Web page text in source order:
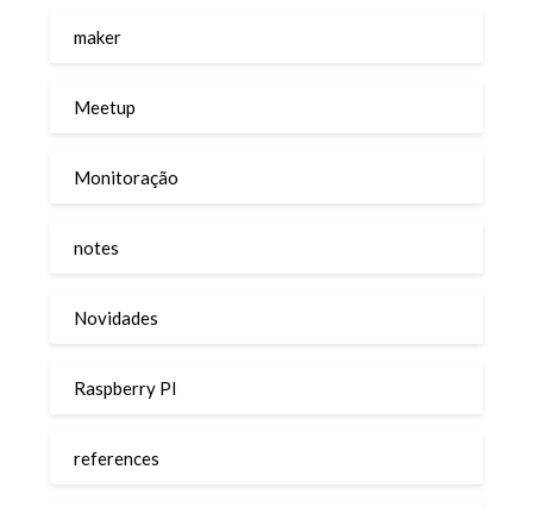
maker
Meetup
Monitoração
notes
Novidades
Raspberry PI
references